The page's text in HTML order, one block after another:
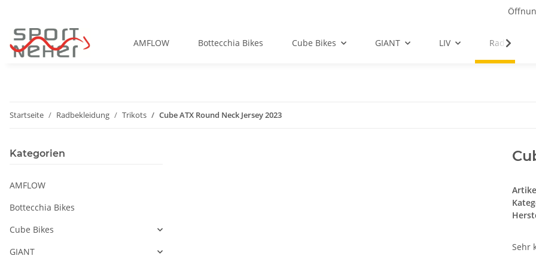
AMFLOW Bottecchia Bikes Cube Bikes GIANT LIV
Startseite Radbekleidung Trikots Cube ATX Round Neck Jersey 2023
Sehr
Kategorien
AMFLOW
Bottecchia Bikes
Cube Bikes
GIANT